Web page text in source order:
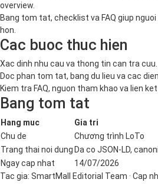
overview.
Bang tom tat, checklist va FAQ giup
hon.
Cac buoc thuc hien
Xac dinh nhu cau va thong tin can tra cuu.
Doc phan tom tat, bang du lieu va cac
Kiem tra FAQ, nguon tham khao va lien
Bang tom tat
Hang muc
Gia tri
Chu de
Chương trình LoTo
Trang thai noi dung Da co JSON-LD,
Ngay cap nhat
14/07/2026
Tac gia: SmartMall Editorial Team · Cap